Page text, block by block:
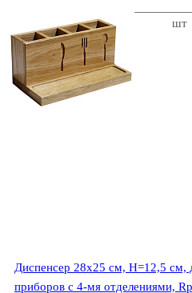
шт
Диспенсер 28х25 см, Н=12,5 см,
приборов с 4-мя отделениями,